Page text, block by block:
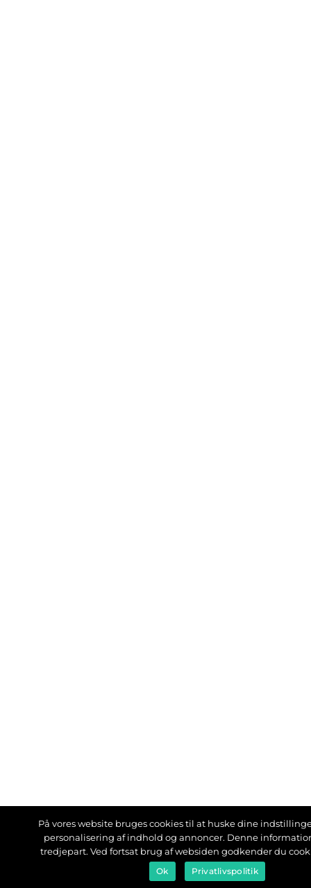
På vores website bruges cookies til at huske dine
personalisering af indhold og annoncer. Denne
tredjepart. Ved fortsat brug af websiden godkender du
Ok Privatlivspolitik